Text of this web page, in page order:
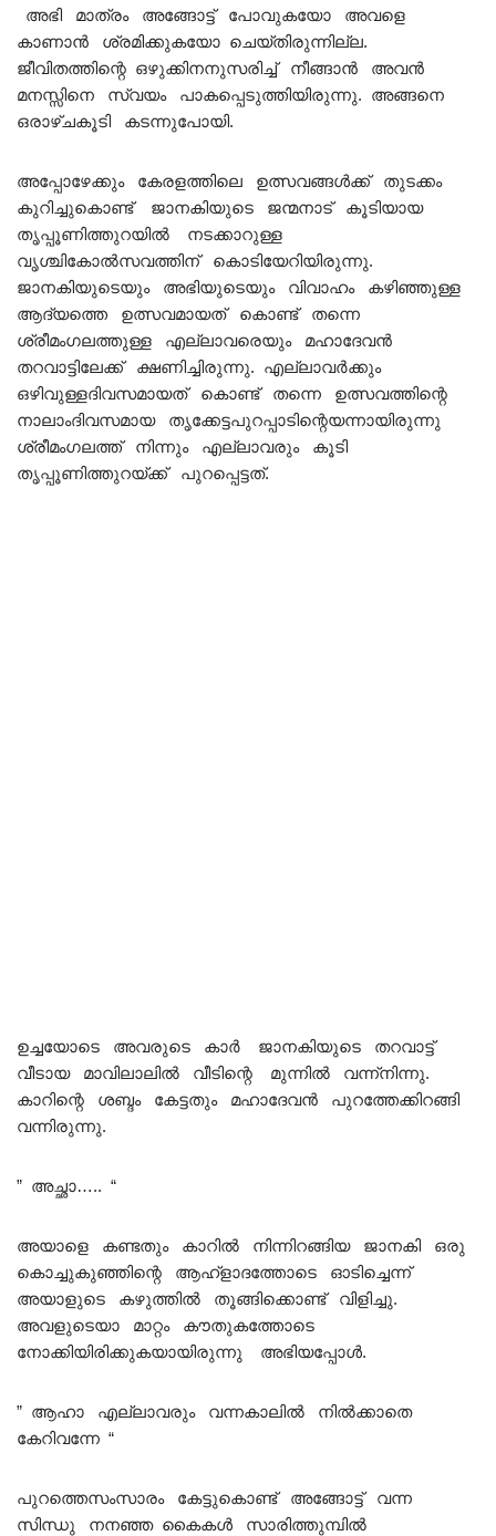
അഭി മാത്രം അങ്ങോട്ട് പോവുകയോ അവളെ
കാണാൻ ശ്രമിക്കുകയോ ചെയ്തിരുന്നില്ല.
ജീവിതത്തിന്റെ ഒഴുക്കിനനുസരിച്ച് നീങ്ങാൻ അവൻ
മനസ്സിനെ സ്വയം പാകപ്പെടുത്തിയിരുന്നു. അങ്ങനെ
ഒരാഴ്ചകൂടി കടന്നുപോയി.
അപ്പോഴേക്കും കേരളത്തിലെ ഉത്സവങ്ങൾക്ക് തുടക്കം
കുറിച്ചുകൊണ്ട് ജാനകിയുടെ ജന്മനാട് കൂടിയായ
തൃപ്പൂണിത്തുറയിൽ നടക്കാറുള്ള
വൃശ്ചികോൽസവത്തിന് കൊടിയേറിയിരുന്നു.
ജാനകിയുടെയും അഭിയുടെയും വിവാഹം കഴിഞ്ഞുള്ള
ആദ്യത്തെ ഉത്സവമായത് കൊണ്ട് തന്നെ
ശ്രീമംഗലത്തുള്ള എല്ലാവരെയും മഹാദേവൻ
തറവാട്ടിലേക്ക് ക്ഷണിച്ചിരുന്നു. എല്ലാവർക്കും
ഒഴിവുള്ളദിവസമായത് കൊണ്ട് തന്നെ ഉത്സവത്തിന്റെ
നാലാംദിവസമായ തൃക്കേട്ടപുറപ്പാടിന്റെയന്നായിരുന്നു
ശ്രീമംഗലത്ത് നിന്നും എല്ലാവരും കൂടി
തൃപ്പൂണിത്തുറയ്ക്ക് പുറപ്പെട്ടത്.
ഉച്ചയോടെ അവരുടെ കാർ ജാനകിയുടെ തറവാട്ട്
വീടായ മാവിലാലിൽ വീടിന്റെ മുന്നിൽ വന്ന്നിന്നു.
കാറിന്റെ ശബ്ദം കേട്ടതും മഹാദേവൻ പുറത്തേക്കിറങ്ങി
വന്നിരുന്നു.
” അച്ഛാ….. “
അയാളെ കണ്ടതും കാറിൽ നിന്നിറങ്ങിയ ജാനകി ഒരു
കൊച്ചുകുഞ്ഞിന്റെ ആഹ്ളാദത്തോടെ ഓടിച്ചെന്ന്
അയാളുടെ കഴുത്തിൽ തൂങ്ങിക്കൊണ്ട് വിളിച്ചു.
അവളുടെയാ മാറ്റം കൗതുകത്തോടെ
നോക്കിയിരിക്കുകയായിരുന്നു അഭിയപ്പോൾ.
” ആഹാ എല്ലാവരും വന്നകാലിൽ നിൽക്കാതെ
കേറിവന്നേ “
പുറത്തെസംസാരം കേട്ടുകൊണ്ട് അങ്ങോട്ട് വന്ന
സിന്ധു നനഞ്ഞ കൈകൾ സാരിത്തുമ്പിൽ